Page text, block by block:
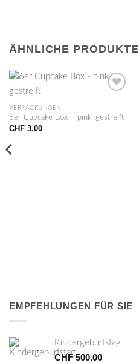
ÄHNLICHE PRODUKTE
VERPACKUNGEN
6er Cupcake Box – pink, gestreift
CHF3.00
EMPFEHLUNGEN FÜR SIE
Kindergeburtstag
CHF500.00